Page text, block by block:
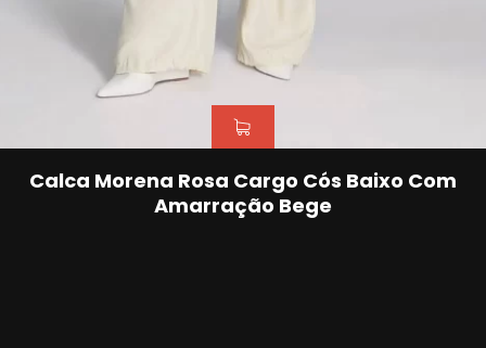
Calca Morena Rosa Cargo Cós Baixo Com
Amarração Bege